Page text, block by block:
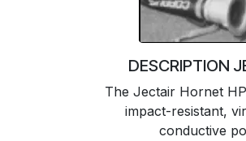
DESCRIPTION
The Jectair Hornet
impact-resistant,
conductive